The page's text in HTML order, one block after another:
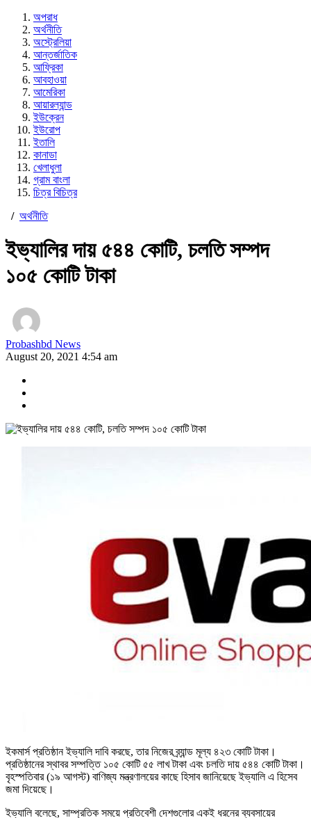
অপরাধ
অর্থনীতি
অস্ট্রেলিয়া
আন্তর্জাতিক
আফ্রিকা
আবহাওয়া
আমেরিকা
আয়ারল্যান্ড
ইউক্রেন
ইউরোপ
ইতালি
কানাডা
খেলাধুলা
গ্রাম বাংলা
চিত্র বিচিত্র
/ অর্থনীতি
ইভ্যালির দায় ৫৪৪ কোটি, চলতি সম্পদ
১০৫ কোটি টাকা
Probashbd News
August 20, 2021 4:54 am
ইকমার্স প্রতিষ্ঠান ইভ্যালি দাবি করছে, তার নিজের ব্র্যান্ড মূল্য ৪২৩ কোটি টাকা।
প্রতিষ্ঠানের স্থাবর সম্পত্তি ১০৫ কোটি ৫৫ লাখ টাকা এবং চলতি দায় ৫৪৪ কোটি টাকা।
বৃহস্পতিবার (১৯ আগস্ট) বাণিজ্য মন্ত্রণালয়ের কাছে হিসাব জানিয়েছে ইভ্যালি এ হিসেব
জমা দিয়েছে।
ইভ্যালি বলেছে, সাম্প্রতিক সময়ে প্রতিবেশী দেশগুলোর একই ধরনের ব্যবসায়ের